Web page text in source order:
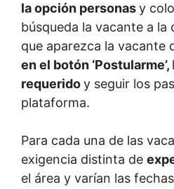
la opción personasy
búsqueda la vacante a la
que aparezca la vacante
en el botón ‘Postularme’,
requeridoy seguir los
plataforma.
Para cada una de las
exigencia distinta de
el área y varían las